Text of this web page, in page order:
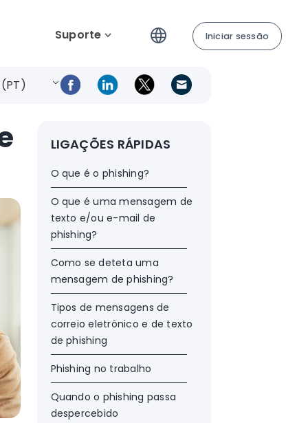
Suporte Iniciar sessão
LIGAÇÕES RÁPIDAS
O que é o phishing?
O que é uma mensagem de
texto e/ou e-mail de
phishing?
Como se deteta uma
mensagem de phishing?
Tipos de mensagens de
correio eletrónico e de texto
de phishing
Phishing no trabalho
Quando o phishing passa
despercebido